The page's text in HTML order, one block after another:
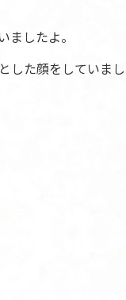
したよ。
した顔をしていま